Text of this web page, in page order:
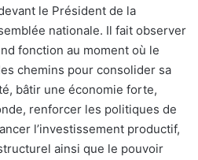
le Président de la
nationale. Il fait observer
fonction au moment où le
chemins pour consolider sa
bâtir une économie forte,
renforcer les politiques de
l’investissement productif,
ainsi que le pouvoir